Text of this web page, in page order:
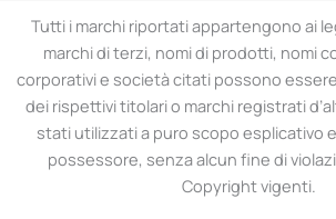
a
m -
f
p
Tutti i marchi riportati appartengono ai
marchi di terzi, nomi di prodotti, nomi
corporativi e società citati possono
dei rispettivi titolari o marchi registrati
stati utilizzati a puro scopo esplicativo
possessore, senza alcun fine di
Copyright vigenti.